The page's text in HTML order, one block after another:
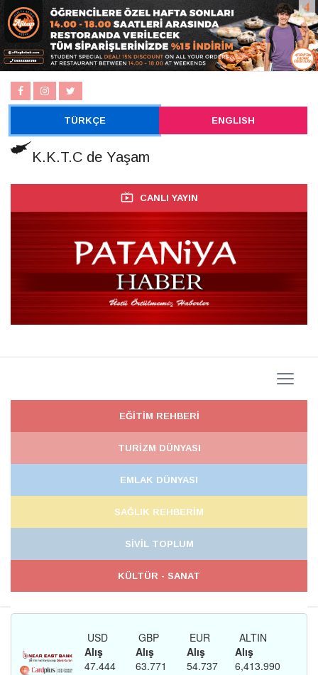
TÜRKÇE ENGLISH
K.K.T.C de Yaşam
CANLI YAYIN
EĞİTİM REHBERİ
TURİZM DÜNYASI
EMLAK DÜNYASI
SAĞLIK REHBERİM
SİVİL TOPLUM
KÜLTÜR - SANAT